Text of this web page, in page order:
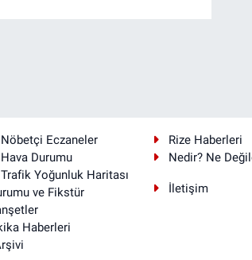
Eczaneler
Durumu
Yoğunluk Haritası
ve Fikstür
Haberleri
Rize Haberleri
Nedir? Ne
İletişim